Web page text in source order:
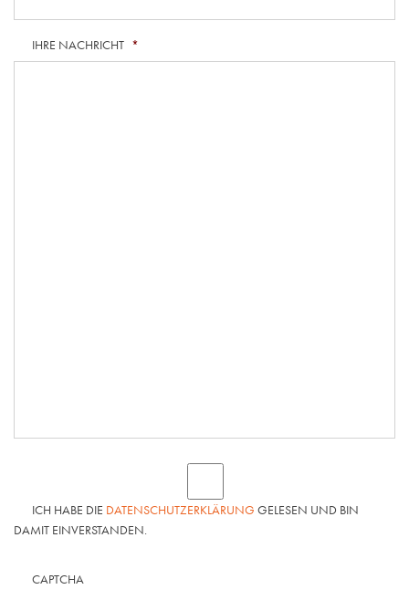
IHRE NACHRICHT *
ICH HABE DIE DATENSCHUTZERKLÄRUNG GELESEN UND BIN
DAMIT EINVERSTANDEN.
CAPTCHA